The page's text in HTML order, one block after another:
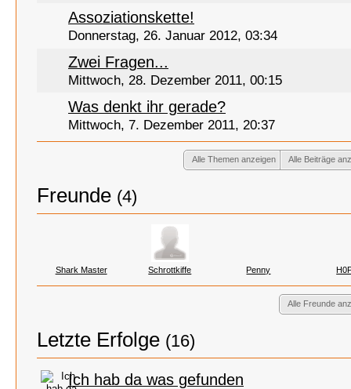
Assoziationskette!
Donnerstag, 26. Januar 2012, 03:34
Zwei Fragen...
Mittwoch, 28. Dezember 2011, 00:15
Was denkt ihr gerade?
Mittwoch, 7. Dezember 2011, 20:37
Alle Beiträge
Alle Themen anzeigen
Freunde (4)
Shark Master Schrottkiffe Penny
Alle Freunde
Letzte Erfolge (16)
Ich hab da was gefunden